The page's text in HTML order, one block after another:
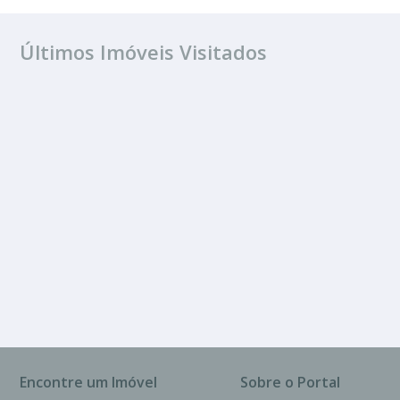
Últimos Imóveis Visitados
Encontre um Imóvel Sobre o Portal